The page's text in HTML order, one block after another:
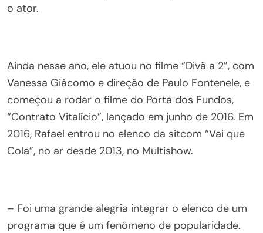
o ator.
Ainda nesse ano, ele atuou no filme “Divã a 2”, com
Vanessa Giácomo e direção de Paulo Fontenele, e
começou a rodar o filme do Porta dos Fundos,
“Contrato Vitalício”, lançado em junho de 2016. Em
2016, Rafael entrou no elenco da sitcom “Vai que
Cola”, no ar desde 2013, no Multishow.
– Foi uma grande alegria integrar o elenco de um
programa que é um fenômeno de popularidade.